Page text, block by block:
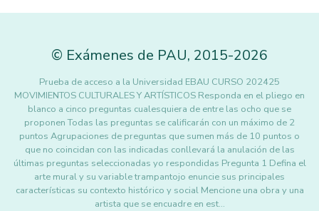
© Exámenes de PAU, 2015-2026
Prueba de acceso a la Universidad EBAU CURSO 202425
MOVIMIENTOS CULTURALES Y ARTÍSTICOS Responda en el pliego en
blanco a cinco preguntas cualesquiera de entre las ocho que se
proponen Todas las preguntas se calificarán con un máximo de 2
puntos Agrupaciones de preguntas que sumen más de 10 puntos o
que no coincidan con las indicadas conllevará la anulación de las
últimas preguntas seleccionadas yo respondidas Pregunta 1 Defina el
arte mural y su variable trampantojo enuncie sus principales
características su contexto histórico y social Mencione una obra y una
artista que se encuadre en est…